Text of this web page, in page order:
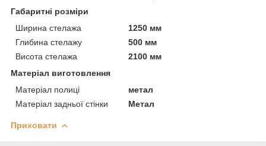
Габаритні розміри
Ширина стелажа
1250 мм
Глибина стелажу
500 мм
Висота стелажа
2100 мм
Матеріал виготовлення
Матеріал полиці
метал
Матеріал задньої стінки
Метал
Приховати